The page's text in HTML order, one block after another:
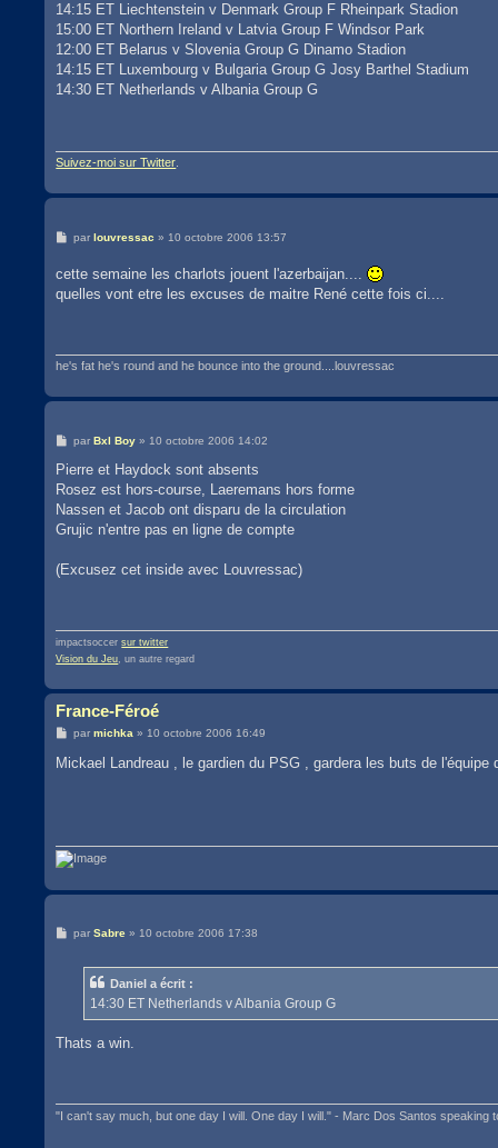
14:15 ET Liechtenstein v Denmark Group F Rheinpark Stadion
15:00 ET Northern Ireland v Latvia Group F Windsor Park
12:00 ET Belarus v Slovenia Group G Dinamo Stadion
14:15 ET Luxembourg v Bulgaria Group G Josy Barthel Stadium
14:30 ET Netherlands v Albania Group G
Suivez-moi sur Twitter
M
s
a
g
parlouvressac » 10 octobre 2006 13:57
cette semaine les charlots jouent l'azerbaijan....
quelles vont etre les excuses de maitre René cette fois ci....
he's fat he's round and he bounce into the ground....louvressac
M
s
a
g
parBxl Boy » 10 octobre 2006 14:02
Pierre et Haydock sont absents
Rosez est hors-course, Laeremans hors forme
Nassen et Jacob ont disparu de la circulation
Grujic n'entre pas en ligne de compte
(Excusez cet inside avec Louvressac)
impactsoccersur twitter
Vision du Jeu, un autre regard
France-Féroé
M
s
s
parmichka » 10 octobre 2006 16:49
Mickael Landreau , le gardien du PSG , gardera les buts de
MparSabre »10 octobre 2006 17:38
Daniel a écrit :
14:30 ET Netherlands v Albania Group G
Thats a win.
"I can't say much, but one day I will. One day I will." - Marc Dos Santos